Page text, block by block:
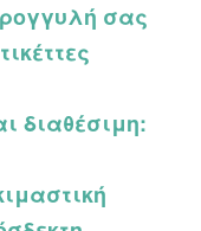
σας
διαθέσιμη: